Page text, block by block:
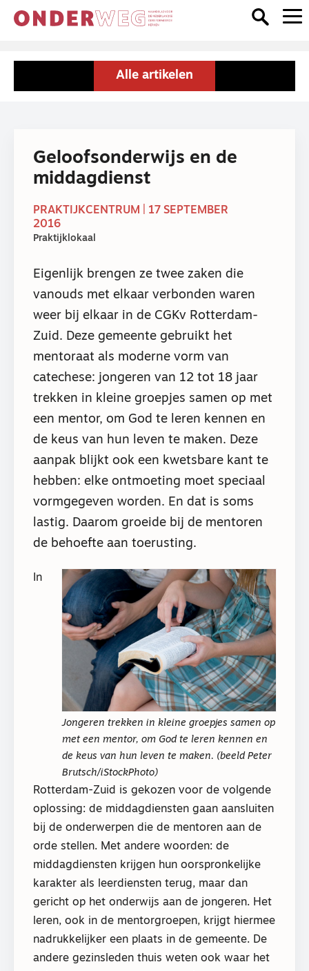
Alle artikelen
Geloofsonderwijs en de
middagdienst
PRAKTIJKCENTRUM | 17 SEPTEMBER
2016
Praktijklokaal
Eigenlijk brengen ze twee zaken die
vanouds met elkaar verbonden waren
weer bij elkaar in de CGKv Rotterdam-
Zuid. Deze gemeente gebruikt het
mentoraat als moderne vorm van
catechese: jongeren van 12 tot 18 jaar
trekken in kleine groepjes samen op met
een mentor, om God te leren kennen en
de keus van hun leven te maken. Deze
aanpak blijkt ook een kwetsbare kant te
hebben: elke ontmoeting moet speciaal
vormgegeven worden. En dat is soms
lastig. Daarom groeide bij de mentoren
de behoefte aan toerusting.
Jongeren trekken in kleine groepjes samen op
met een mentor, om God te leren kennen en
de keus van hun leven te maken. (beeld Peter
Brutsch/iStockPhoto)
In
Rotterdam-Zuid is gekozen voor de volgende
oplossing: de middagdiensten gaan aansluiten
bij de onderwerpen die de mentoren aan de
orde stellen. Met andere woorden: de
middagdiensten krijgen hun oorspronkelijke
karakter als leerdiensten terug, maar dan
gericht op het onderwijs aan de jongeren. Het
leren, ook in de mentorgroepen, krijgt hiermee
nadrukkelijker een plaats in de gemeente. De
andere gezinsleden thuis weten ook waar het